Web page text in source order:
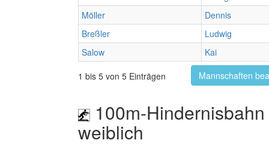
Möller
Dennis
Breßler
Ludwig
Salow
Kai
1 bis 5 von 5 Einträgen
Mannschaften
100m-
weiblich